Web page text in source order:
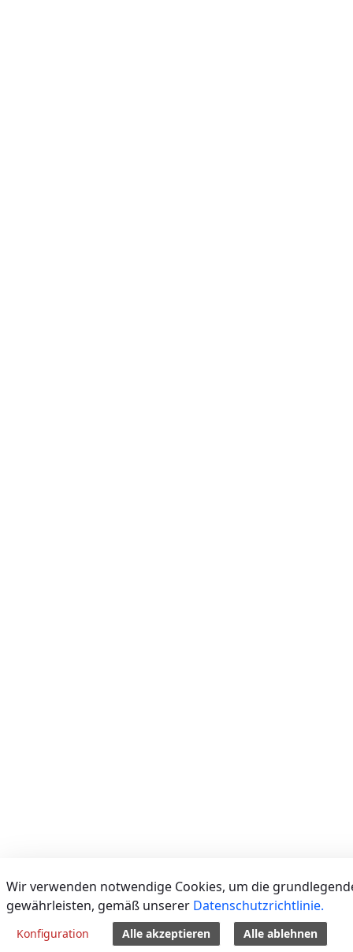
Wir verwenden notwendige Cookies, um die
gewährleisten, gemäß unserer Datenschutzrichtlinie.
Konfiguration Alle akzeptieren Alle ablehnen